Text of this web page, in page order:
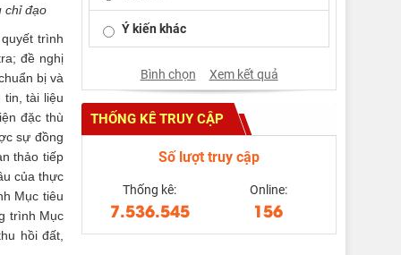
chỉ đạo
trình
đề nghị
bị và
tài liệu
đặc thù
sự đồng
thảo tiếp
của thực
Mục tiêu
trình Mục
hồi đất,
Ý kiến khác
Bình chọn Xem kết quả
THỐNG KÊ TRUY CẬP
Số lượt truy cập
Thống kê:
7.536.545
Online:
156